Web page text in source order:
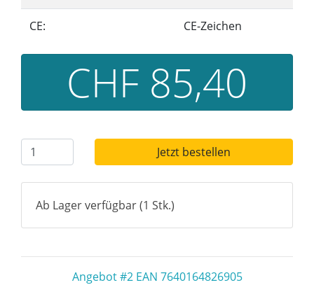
CE: CE-Zeichen
CHF 85,40
Jetzt bestellen
Ab Lager verfügbar (1 Stk.)
Angebot #2 EAN 7640164826905